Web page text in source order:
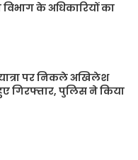
के अधिकारियों का
पर निकले अखिलेश
गिरफ्तार, पुलिस ने किया